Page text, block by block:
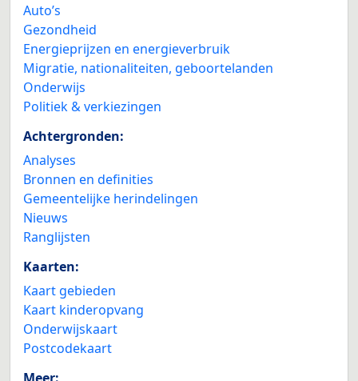
Auto’s
Gezondheid
Energieprijzen en energieverbruik
Migratie, nationaliteiten, geboortelanden
Onderwijs
Politiek & verkiezingen
Achtergronden:
Analyses
Bronnen en definities
Gemeentelijke herindelingen
Nieuws
Ranglijsten
Kaarten:
Kaart gebieden
Kaart kinderopvang
Onderwijskaart
Postcodekaart